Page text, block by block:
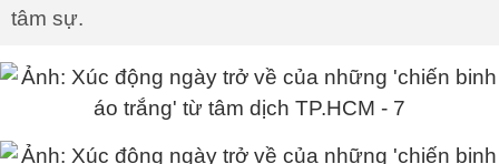
tâm sự.